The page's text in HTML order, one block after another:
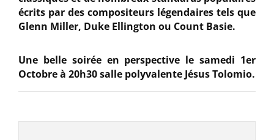
écrits par des compositeurs légendaires tels que
Glenn Miller, Duke Ellington ou Count Basie.
Une belle soirée en perspective le samedi 1er
Octobre à 20h30 salle polyvalente Jésus Tolomio.